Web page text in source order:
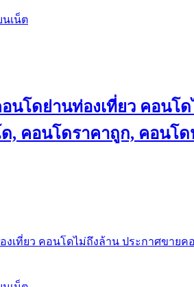
เน็ต
นโดย่านท่องเที่ยว คอน
, คอนโดราคาถูก, คอนโด
เที่ยว คอนโดไม่ถึงล้าน ประกาศขาย